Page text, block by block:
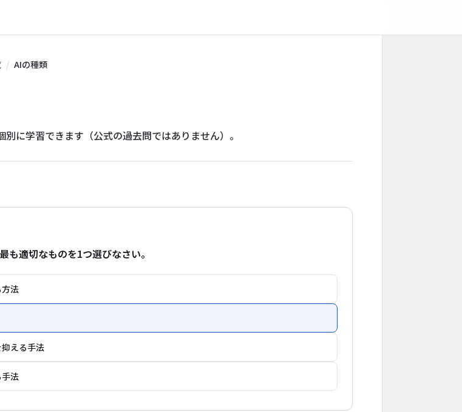
AIの種類
に学習できます（公式の過去問ではありません）。
適切なものを1つ選びなさい。
法
える手法
法